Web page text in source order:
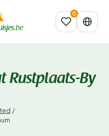
Rustplaats-By
/